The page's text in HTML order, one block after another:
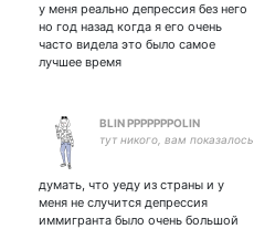
плохо без ильи овечкина и
лизы квани
у меня реально депрессия без него
но год назад когда я его очень
часто видела это было самое
лучшее время
BLIN PPPPPPPOLIN
тут никого, вам показалось
думать, что уеду из страны и у
меня не случится депрессия
иммигранта было очень большой